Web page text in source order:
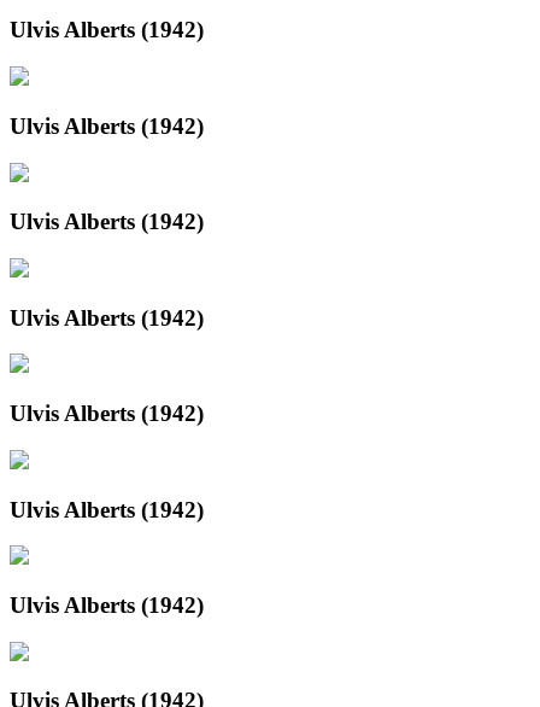
Ulvis Alberts (1942)
Ulvis Alberts (1942)
Ulvis Alberts (1942)
Ulvis Alberts (1942)
Ulvis Alberts (1942)
Ulvis Alberts (1942)
Ulvis Alberts (1942)
Ulvis Alberts (1942)